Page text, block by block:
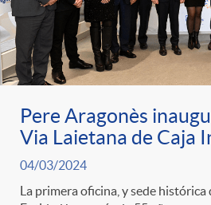
Pere Aragonès
Via Laietana de Caja
04/03/2024
La primera oficina, y sede histórica